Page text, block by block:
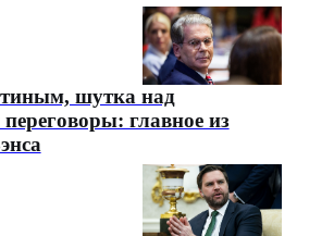
шутка над
главное из